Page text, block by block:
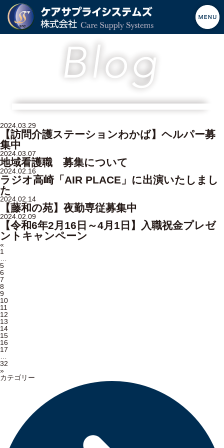
2024.03.29
【訪問介護ステーションわかば】ヘルパー募
集中
2024.03.07
地域看護職 募集について
2024.02.16
ラジオ高崎「AIR PLACE」に出演いたしまし
た
2024.02.14
【藤和の苑】夜勤専従募集中
2024.02.09
【令和6年2月16日～4月1日】入職祝金プレゼ
ントキャンペーン
«
1
5
6
7
8
9
10
11
12
13
14
15
16
17
32
»
カテゴリー